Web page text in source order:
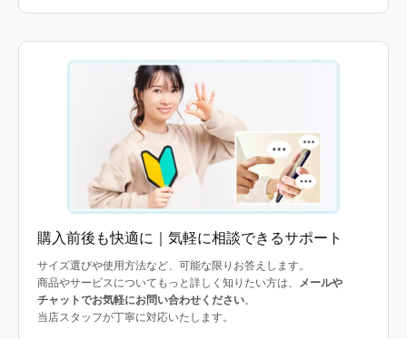
購入前後も快適に｜気軽に相談できるサポート
サイズ選びや使用方法など、可能な限りお答えします。
商品やサービスについてもっと詳しく知りたい方は、
メールや
チャットでお気軽にお問い合わせください。
当店スタッフが丁寧に対応いたします。